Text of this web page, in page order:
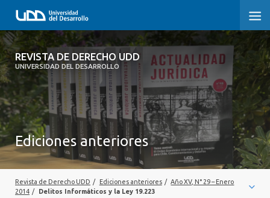
REVISTA DE DERECHO UDD
UNIVERSIDAD DEL DESARROLLO
REVISTA DE DERECHO UDD
INICIO
ACERCA DE LA REVISTA
EDICIONES ANTERIORES
CONVOCATORIA
CONTACTO Y SUSCRIPCIÓN
Ediciones anteriores
Revista de Derecho UDD / Ediciones anteriores / Año XV, N° 29 – Enero
2014 / Delitos Informáticos y la Ley 19.223